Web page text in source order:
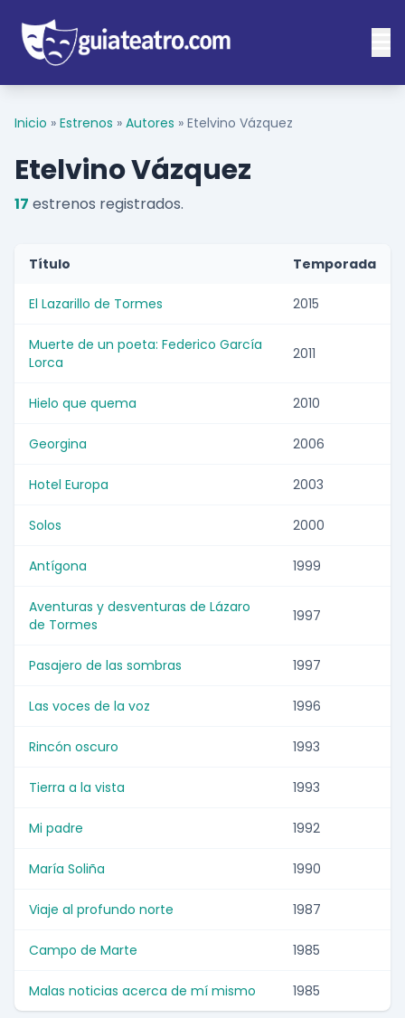
Inicio » Estrenos » Autores » Etelvino Vázquez
Etelvino Vázquez
17 estrenos registrados.
Título Temporada
El Lazarillo de Tormes 2015
Muerte de un poeta: Federico García
Lorca
2011
Hielo que quema 2010
Georgina 2006
Hotel Europa 2003
Solos 2000
Antígona 1999
Aventuras y desventuras de Lázaro
de Tormes
1997
Pasajero de las sombras 1997
Las voces de la voz 1996
Rincón oscuro 1993
Tierra a la vista 1993
Mi padre 1992
María Soliña 1990
Viaje al profundo norte 1987
Campo de Marte 1985
Malas noticias acerca de mí mismo 1985